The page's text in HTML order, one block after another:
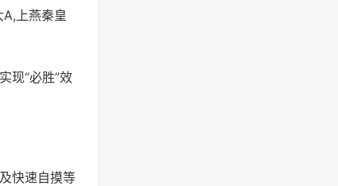
上燕秦皇
现“必胜”效
快速自摸等